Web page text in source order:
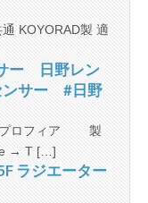
KOYORAD製 適
ー 日野レン
サー #日野
プロフィア 製
→ T […]
ラジエーター